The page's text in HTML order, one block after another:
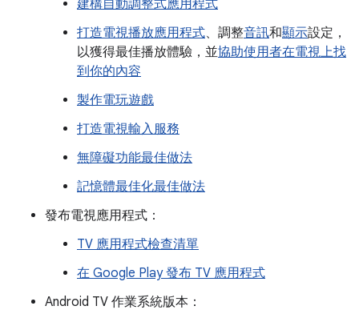
建構自動調整式應用程式
打造電視播放應用程式、調整音訊和顯示設定，
以獲得最佳播放體驗，並協助使用者在電視上找
到你的內容
製作電玩遊戲
打造電視輸入服務
無障礙功能最佳做法
記憶體最佳化最佳做法
發布電視應用程式：
TV 應用程式檢查清單
在 Google Play 發布 TV 應用程式
Android TV 作業系統版本：